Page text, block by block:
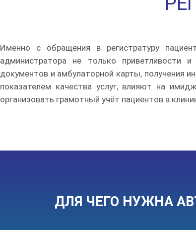
Именно с обращения в регистратуру
администратора не только приветливости
документов и амбулаторной карты, получения
показателем качества услуг, влияют на
организовать грамотный учёт пациентов в
ДЛЯ ЧЕГО НУЖНА